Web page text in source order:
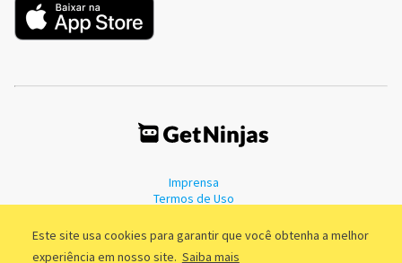
Este site usa cookies para garantir que você obtenha a melhor
experiência em nosso site. Saiba mais
Imprensa
Termos de Uso